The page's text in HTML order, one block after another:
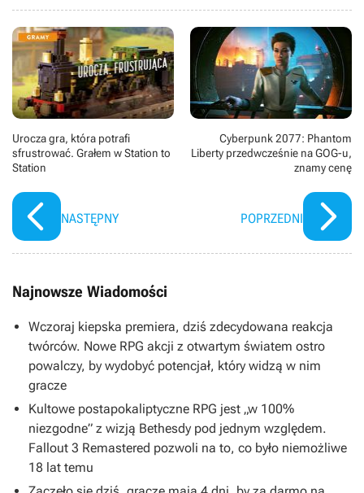
Urocza gra, która potrafi
sfrustrować. Grałem w Station to
Station
NASTĘPNY
Cyberpunk 2077: Phantom
Liberty przedwcześnie na GOG-u,
znamy cenę
POPRZEDNI
Najnowsze Wiadomości
Wczoraj kiepska premiera, dziś zdecydowana reakcja
twórców. Nowe RPG akcji z otwartym światem ostro
powalczy, by wydobyć potencjał, który widzą w nim
gracze
Kultowe postapokaliptyczne RPG jest „w 100%
niezgodne” z wizją Bethesdy pod jednym względem.
Fallout 3 Remastered pozwoli na to, co było niemożliwe
18 lat temu